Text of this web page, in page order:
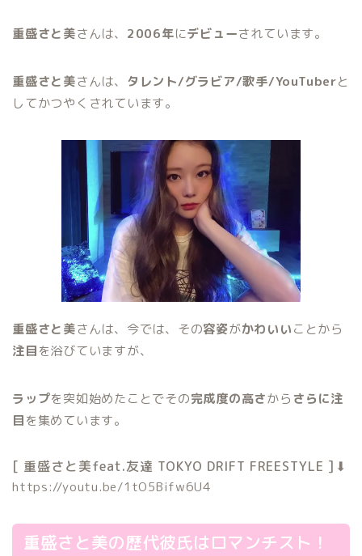
重盛さと美さんは、 2006年にデビューされています。
重盛さと美さんは、 タレント/グラビア/歌手/YouTuberと
してかつやくされています。
重盛さと美さんは、今では、その容姿がかわいいことから
注目を浴びていますが、
ラップを突如始めたことでその完成度の高さから さらに注
目を集めています。
[ 重盛さと美feat.友達 TOKYO DRIFT FREESTYLE ]⬇︎
https://youtu.be/1tO5Bifw6U4
重盛さと美の歴代彼氏はロマンチスト！